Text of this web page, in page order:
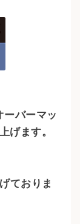
バーマッ
げます。
ておりま